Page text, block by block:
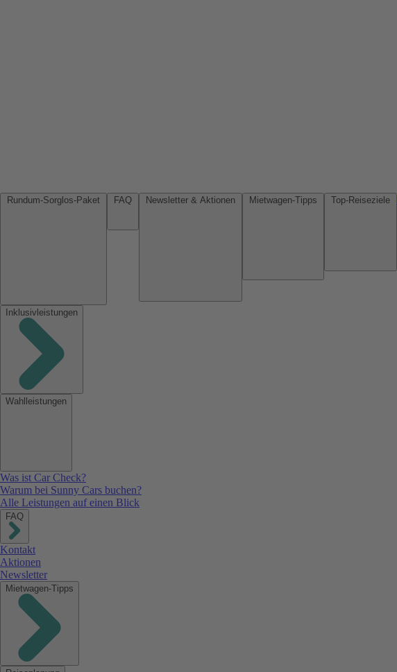
Inklusivleistungen
Wahlleistungen
Was ist Car Check?
Warum bei Sunny Cars buchen?
Alle Leistungen auf einen Blick
FAQ
Kontakt
Aktionen
Newsletter
Mietwagen-Tipps